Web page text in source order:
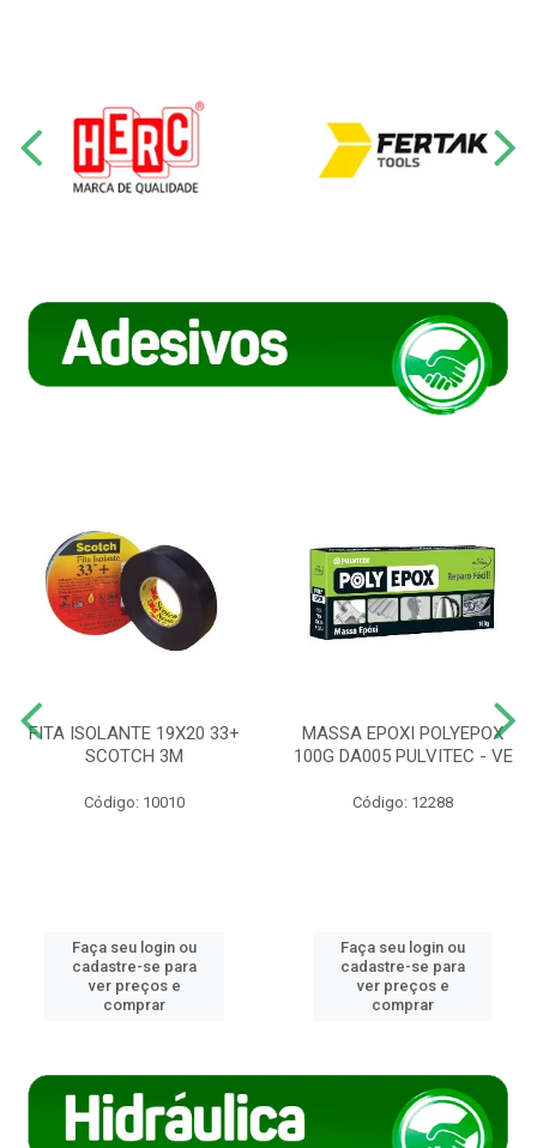
FITA ISOLANTE 19X20 33+
SCOTCH 3M
Código: 10010
Faça seu login ou
cadastre-se para
ver preços e
comprar
MASSA EPOXI POLYEPOX
100G DA005 PULVITEC - VE
Código: 12288
Faça seu login ou
cadastre-se para
ver preços e
comprar